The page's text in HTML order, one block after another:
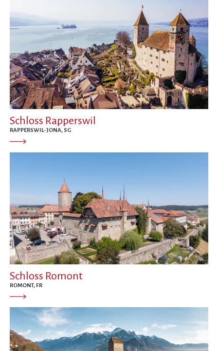
Schloss Rapperswil
RAPPERSWIL-JONA, SG
Schloss Romont
ROMONT, FR